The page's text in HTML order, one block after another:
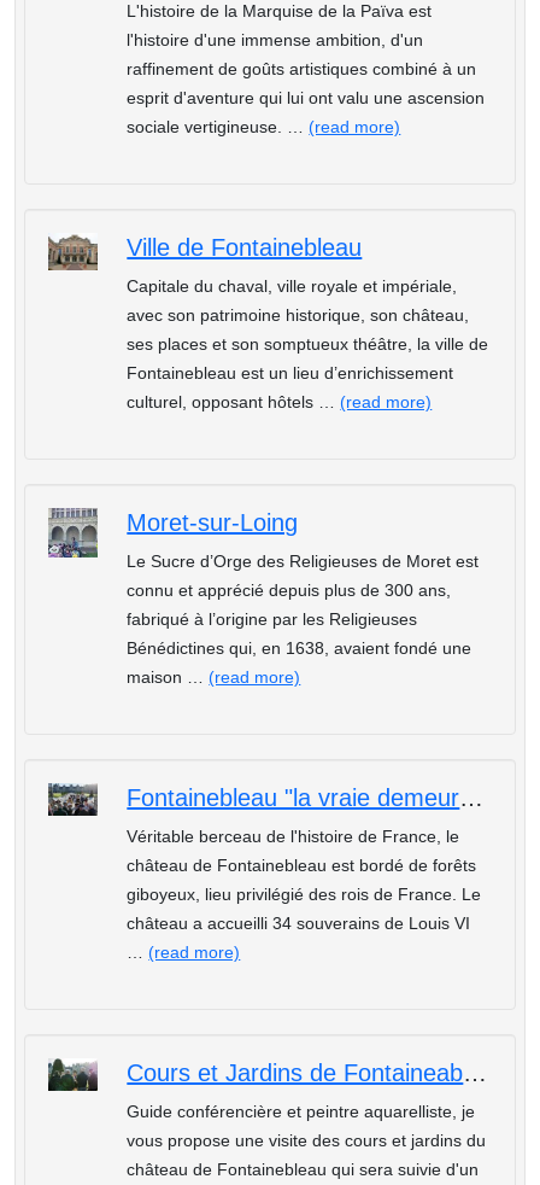
L'histoire de la Marquise de la Païva est
l'histoire d'une immense ambition, d'un
raffinement de goûts artistiques combiné à un
esprit d'aventure qui lui ont valu une ascension
sociale vertigineuse. …(read more)
Ville de Fontainebleau
Capitale du chaval, ville royale et impériale,
avec son patrimoine historique, son château,
ses places et son somptueux théâtre, la ville de
Fontainebleau est un lieu d’enrichissement
culturel, opposant hôtels …(read more)
Moret-sur-Loing
Le Sucre d’Orge des Religieuses de Moret est
connu et apprécié depuis plus de 300 ans,
fabriqué à l’origine par les Religieuses
Bénédictines qui, en 1638, avaient fondé une
maison …(read more)
Fontainebleau "la vraie demeure des rois, la maison des siècles"
Véritable berceau de l'histoire de France, le
château de Fontainebleau est bordé de forêts
giboyeux, lieu privilégié des rois de France. Le
château a accueilli 34 souverains de Louis VI
…(read more)
Cours et Jardins de Fontaineableau
Guide conférencière et peintre aquarelliste, je
vous propose une visite des cours et jardins du
château de Fontainebleau qui sera suivie d'un